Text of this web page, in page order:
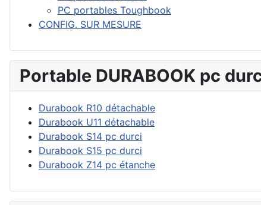
PC portables Toughbook
CONFIG. SUR MESURE
Portable DURABOOK pc
Durabook R10 détachable
Durabook U11 détachable
Durabook S14 pc durci
Durabook S15 pc durci
Durabook Z14 pc étanche